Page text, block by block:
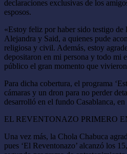
declaraciones exclusivas de los
esposos.
«Estoy feliz por haber sido testigo de
Alejandra y Said, a quienes pude
religiosa y civil. Además, estoy
depositaron en mi persona y todo mi
público el gran momento que
Para dicha cobertura, el programa
cámaras y un dron para no perder
desarrolló en el fundo Casablanca, en
EL REVENTONAZO PRIMERO
Una vez más, la Chola Chabuca
pues ‘El Reventonazo’ alcanzó los